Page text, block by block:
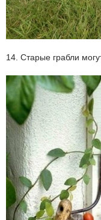
14. Старые грабли